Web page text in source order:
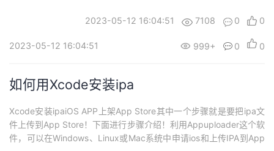
可。​2.描述文件​首先我们在主界面找到描述文件管理，点击进入描述
文件按钮。​3.新建描述文件进入到描述文件页面，点击新建描述文
件。如果全部...
2023-05-12 16:04:51 7108 0 0
2023-05-12 16:04:51 999+ 0 0
如何用Xcode安装ipa
Xcode安装ipaiOS APP上架App Store其中一个步骤就是要把ipa文
件上传到App Store！​下面进行步骤介绍！​利用Appuploader这个软
件，可以在Windows、Linux或Mac系统中申请ios和上传IPA到App